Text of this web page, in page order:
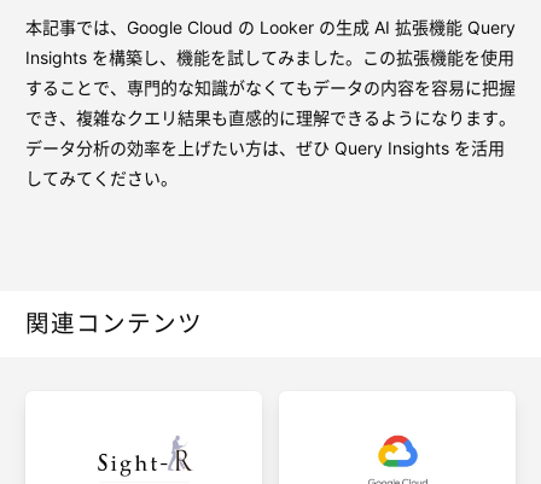
本記事では、Google Cloud の Looker の生成 AI 拡張機能 Query
Insights を構築し、機能を試してみました。この拡張機能を使用
することで、専門的な知識がなくてもデータの内容を容易に把握
でき、複雑なクエリ結果も直感的に理解できるようになります。
データ分析の効率を上げたい方は、ぜひ Query Insights を活用
してみてください。
関連コンテンツ